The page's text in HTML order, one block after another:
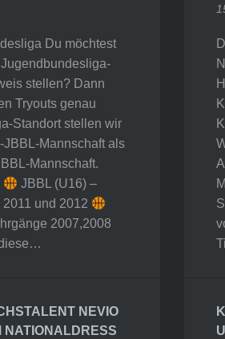
Du möchtest
stellen? Dann
Tryouts genau
Standort stellen wir
Mannschaft als
Mannschaft.
JBBL (U16) –
und 2012
2007,2008
NEVIO
NATIONALDRESS